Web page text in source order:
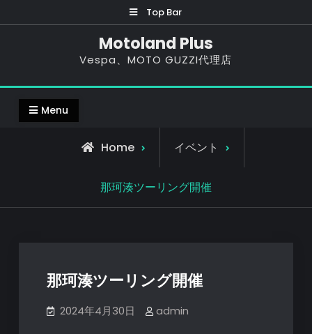
to
Top Bar
Motoland Plus
Vespa、MOTO GUZZI代理店
Menu
Home イベント
那珂湊ツーリング開催
那珂湊ツーリング開催
2024年4月30日 admin